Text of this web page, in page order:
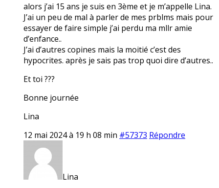
alors j’ai 15 ans je suis en 3ème et je m’appelle Lina.
J’ai un peu de mal à parler de mes prblms mais pour
essayer de faire simple j’ai perdu ma mllr amie
d’enfance..
J’ai d’autres copines mais la moitié c’est des
hypocrites. après je sais pas trop quoi dire d’autres..
Et toi ???
Bonne journée
Lina
12 mai 2024 à 19 h 08 min #57373 Répondre
Lina